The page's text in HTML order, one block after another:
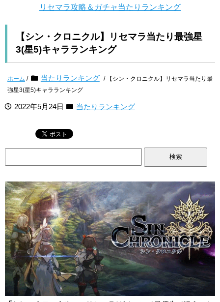
リセマラ攻略＆ガチャ当たりランキング
【シン・クロニクル】リセマラ当たり最強星
3(星5)キャラランキング
ホーム / 当たりランキング / 【シン・クロニクル】リセマラ当たり最
強星3(星5)キャラランキング
2022年5月24日 当たりランキング